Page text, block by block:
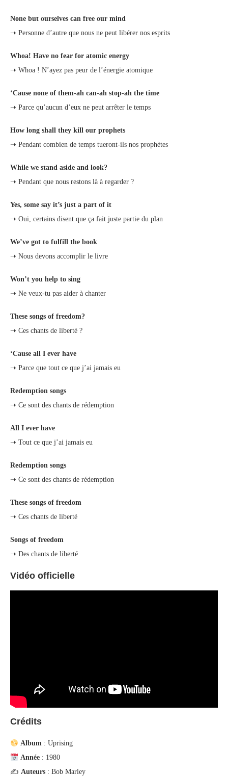
None but ourselves can free our mind
➝ Personne d’autre que nous ne peut libérer nos esprits
Whoa! Have no fear for atomic energy
➝ Whoa ! N’ayez pas peur de l’énergie atomique
‘Cause none of them-ah can-ah stop-ah the time
➝ Parce qu’aucun d’eux ne peut arrêter le temps
How long shall they kill our prophets
➝ Pendant combien de temps tueront-ils nos prophètes
While we stand aside and look?
➝ Pendant que nous restons là à regarder ?
Yes, some say it’s just a part of it
➝ Oui, certains disent que ça fait juste partie du plan
We’ve got to fulfill the book
➝ Nous devons accomplir le livre
Won’t you help to sing
➝ Ne veux-tu pas aider à chanter
These songs of freedom?
➝ Ces chants de liberté ?
‘Cause all I ever have
➝ Parce que tout ce que j’ai jamais eu
Redemption songs
➝ Ce sont des chants de rédemption
All I ever have
➝ Tout ce que j’ai jamais eu
Redemption songs
➝ Ce sont des chants de rédemption
These songs of freedom
➝ Ces chants de liberté
Songs of freedom
➝ Des chants de liberté
Vidéo officielle
Crédits
Album: Uprising
Année: 1980
✍️ Auteurs : Bob Marley